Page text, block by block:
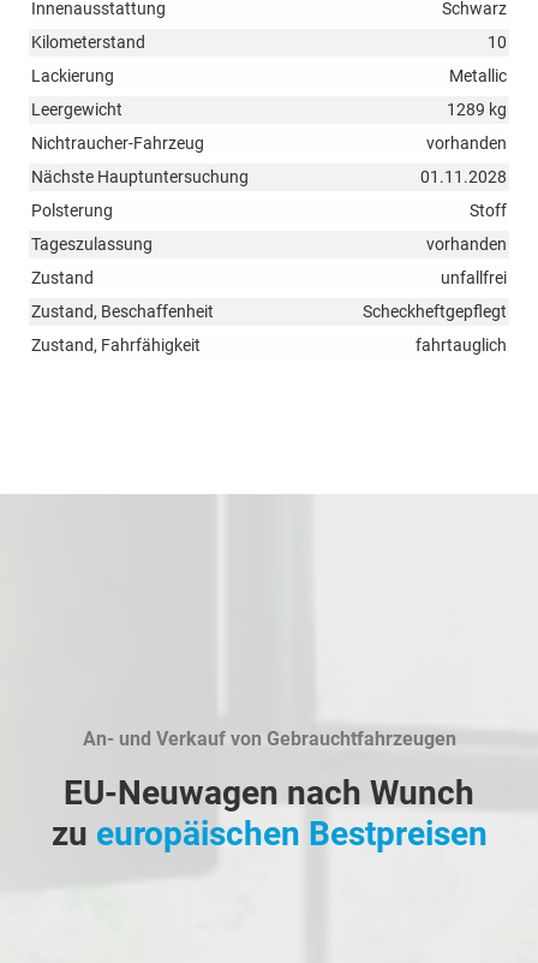
Innenausstattung
Schwarz
Kilometerstand
10
Lackierung
Metallic
Leergewicht
1289 kg
Nichtraucher-Fahrzeug
vorhanden
Nächste Hauptuntersuchung
01.11.2028
Polsterung
Stoff
Tageszulassung
vorhanden
Zustand
unfallfrei
Zustand, Beschaffenheit
Scheckheftgepflegt
Zustand, Fahrfähigkeit
fahrtauglich
An- und Verkauf von Gebrauchtfahrzeugen
EU-Neuwagen nach Wunch
zu europäischen Bestpreisen